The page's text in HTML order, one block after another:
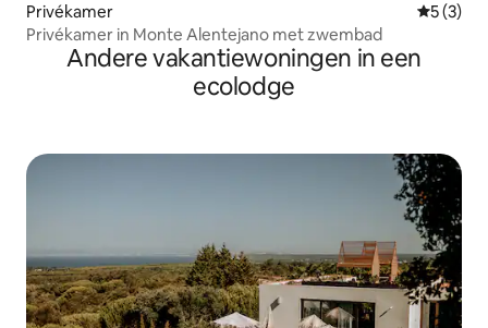
Privékamer
5 (3)
Privékamer in Monte Alentejano met zwembad
Andere vakantiewoningen in een
ecolodge